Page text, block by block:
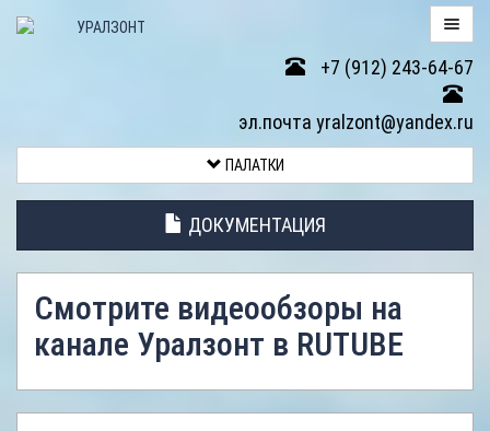
+7 (912) 243-64-67
эл.почта yralzont@yandex.ru
ТОВАРА
ПАЛАТОК
АНТИДОЖДЕВЫЕ
ТЕНТЫ
ПАЛАТКИ
ДОКУМЕНТАЦИЯ
Смотрите видеообзоры на
канале Уралзонт в RUTUBE